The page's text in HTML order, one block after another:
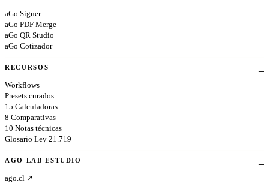
aGo Signer
aGo PDF Merge
aGo QR Studio
aGo Cotizador
RECURSOS
Workflows
Presets curados
15 Calculadoras
8 Comparativas
10 Notas técnicas
Glosario Ley 21.719
AGO LAB ESTUDIO
ago.cl ↗